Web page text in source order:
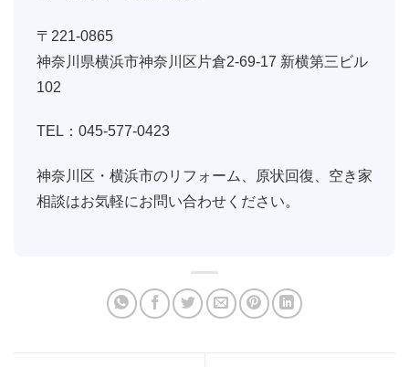
〒221-0865
神奈川県横浜市神奈川区片倉2-69-17 新横第三ビル
102
TEL：045-577-0423
神奈川区・横浜市のリフォーム、原状回復、空き家
相談はお気軽にお問い合わせください。